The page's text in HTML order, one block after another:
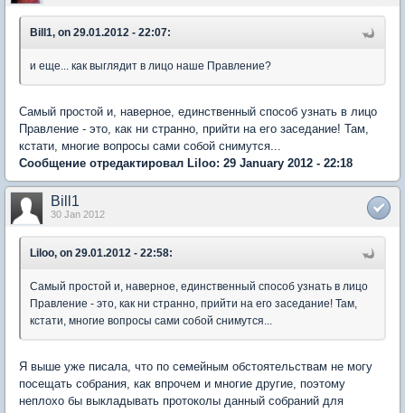
Bill1, on 29.01.2012 - 22:07:
и еще... как выглядит в лицо наше Правление?
Самый простой и, наверное, единственный способ узнать в лицо
Правление - это, как ни странно, прийти на его заседание! Там,
кстати, многие вопросы сами собой снимутся...
Сообщение отредактировал Liloo: 29 January 2012 - 22:18
Bill1
30 Jan 2012
Liloo, on 29.01.2012 - 22:58:
Самый простой и, наверное, единственный способ узнать в лицо
Правление - это, как ни странно, прийти на его заседание! Там,
кстати, многие вопросы сами собой снимутся...
Я выше уже писала, что по семейным обстоятельствам не могу
посещать собрания, как впрочем и многие другие, поэтому
неплохо бы выкладывать протоколы данный собраний для